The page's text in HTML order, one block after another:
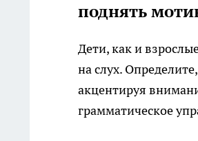
поднять
Дети, как и
на слух.
акцентируя
грамматическое